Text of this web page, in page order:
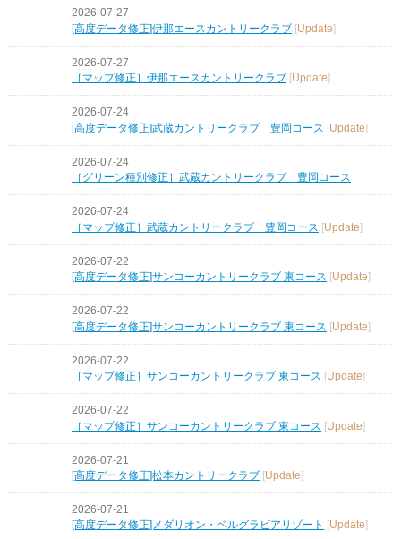
2026-07-27
[高度データ修正]伊那エースカントリークラブ [Update]
2026-07-27
［マップ修正］伊那エースカントリークラブ
Update
2026-07-24
[高度データ修正]武蔵カントリークラブ 豊岡コース [Update]
2026-07-24
［グリーン種別修正］武蔵カントリークラブ 豊岡コース
2026-07-24
［マップ修正］武蔵カントリークラブ 豊岡コース [Update]
2026-07-22
[高度データ修正]サンコーカントリークラブ 東コース [Update]
2026-07-22
[高度データ修正]サンコーカントリークラブ 東コース [Update]
2026-07-22
［マップ修正］サンコーカントリークラブ 東コース [Update]
2026-07-22
［マップ修正］サンコーカントリークラブ 東コース [Update]
2026-07-21
[高度データ修正]松本カントリークラブ [Update]
2026-07-21
[高度データ修正]メダリオン・ベルグラビアリゾート
Update